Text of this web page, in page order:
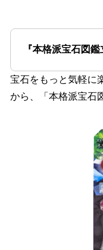
『本格派宝石図鑑
宝石をもっと気軽に
から、「本格派宝石